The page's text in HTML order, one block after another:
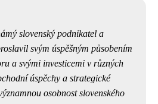
slovenský podnikatel a
svým úspěšným působením
a svými investicemi v různých
úspěchy a strategické
osobnost slovenského